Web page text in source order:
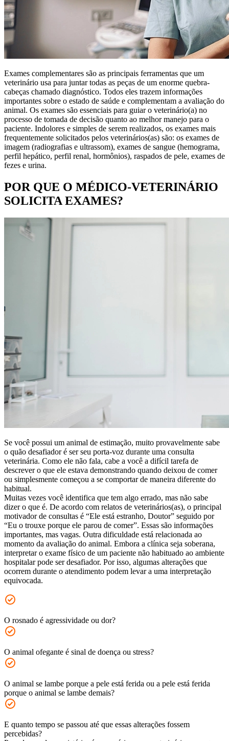
Exames complementares são as principais ferramentas que um
veterinário usa para juntar todas as peças de um enorme quebra-
cabeças chamado diagnóstico. Todos eles trazem informações
importantes sobre o estado de saúde e complementam a avaliação do
animal. Os exames são essenciais para guiar o veterinário(a) no
processo de tomada de decisão quanto ao melhor manejo para o
paciente. Indolores e simples de serem realizados, os exames mais
frequentemente solicitados pelos veterinários(as) são: os exames de
imagem (radiografias e ultrassom), exames de sangue (hemograma,
perfil hepático, perfil renal, hormônios), raspados de pele, exames de
fezes e urina.
POR QUE O MÉDICO-VETERINÁRIO
SOLICITA EXAMES?
Se você possui um animal de estimação, muito provavelmente sabe
o quão desafiador é ser seu porta-voz durante uma consulta
veterinária. Como ele não fala, cabe a você a difícil tarefa de
descrever o que ele estava demonstrando quando deixou de comer
ou simplesmente começou a se comportar de maneira diferente do
habitual.
Muitas vezes você identifica que tem algo errado, mas não sabe
dizer o que é. De acordo com relatos de veterinários(as), o principal
motivador de consultas é “Ele está estranho, Doutor” seguido por
“Eu o trouxe porque ele parou de comer”. Essas são informações
importantes, mas vagas. Outra dificuldade está relacionada ao
momento da avaliação do animal. Embora a clínica seja soberana,
interpretar o exame físico de um paciente não habituado ao ambiente
hospitalar pode ser desafiador. Por isso, algumas alterações que
ocorrem durante o atendimento podem levar a uma interpretação
equivocada.
O rosnado é agressividade ou dor?
O animal ofegante é sinal de doença ou stress?
O animal se lambe porque a pele está ferida ou a pele está ferida
porque o animal se lambe demais?
E quanto tempo se passou até que essas alterações fossem
percebidas?